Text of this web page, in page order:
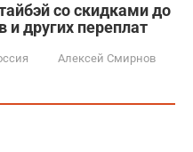
со скидками до
и других переплат
Алексей Смирнов